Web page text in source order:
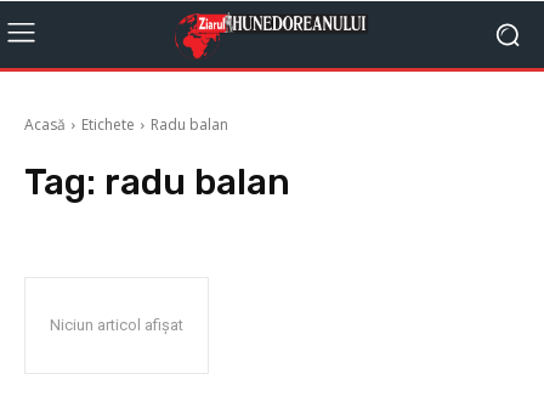
Acasă Etichete Radu balan
Tag: radu balan
Niciun articol afișat